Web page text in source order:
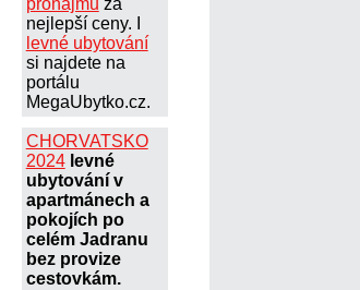
pronájmu za
nejlepší ceny. I
levné ubytování
si najdete na
portálu
MegaUbytko.cz.
CHORVATSKO
2024 levné
ubytování v
apartmánech a
pokojích po
celém Jadranu
bez provize
cestovkám.